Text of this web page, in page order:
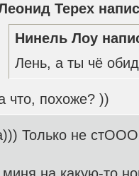
Терех
Нинель Лоу
Лень, а ты чё
что, похоже? ))
Только не